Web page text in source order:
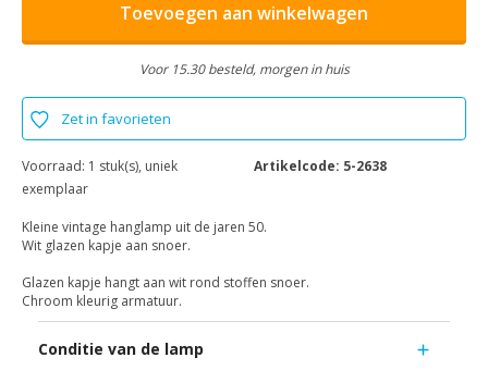
Toevoegen aan winkelwagen
Voor 15.30 besteld, morgen in huis
Zet in favorieten
Voorraad: 1 stuk(s), uniek
exemplaar
Artikelcode: 5-2638
Kleine vintage hanglamp uit de jaren 50.
Wit glazen kapje aan snoer.
Glazen kapje hangt aan wit rond stoffen snoer.
Chroom kleurig armatuur.
Conditie van de lamp